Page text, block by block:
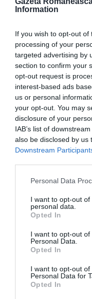
Information
If you wish to opt-out
processing of your
targeted advertising by
section to confirm your
opt-out request is
interest-based ads
us or personal
your opt-out. You may
disclosure of your
IAB’s list of
also be disclosed by us
Downstream
Personal Data
I want to opt-out
personal data.
Opted In
I want to opt-out
Personal Data.
Opted In
I want to opt-out
Personal Data for
Opted In
german Die Welt,
fi fostmiliardarul
Chelsea.